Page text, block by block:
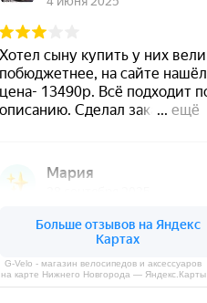
G-Velo - магазин велосипедов и аксессуаров
на карте Нижнего Новгорода — Яндекс.Карты